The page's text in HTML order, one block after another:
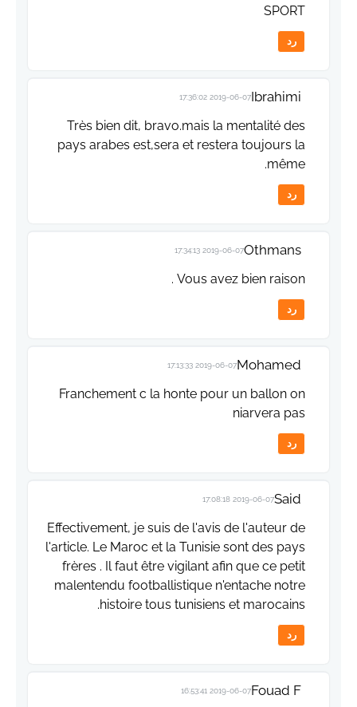
SPORT
رد
Ibrahimi
2019-06-07 17:36:02
Très bien dit, bravo.mais la mentalité des
pays arabes est,sera et restera toujours la
même.
رد
Othmans
2019-06-07 17:34:13
Vous avez bien raison .
رد
Mohamed
2019-06-07 17:13:33
Franchement c la honte pour un ballon on
niarvera pas
رد
Said
2019-06-07 17:08:18
Effectivement, je suis de l'avis de l'auteur de
l'article. Le Maroc et la Tunisie sont des pays
frères . Il faut être vigilant afin que ce petit
malentendu footballistique n'entache notre
histoire tous tunisiens et marocains.
رد
Fouad F
2019-06-07 16:53:41